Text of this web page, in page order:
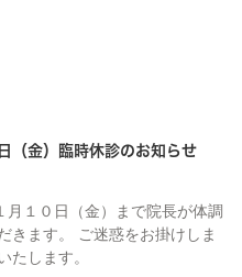
金）臨時休診のお知らせ
１０日（金）まで院長が体調
きます。 ご迷惑をお掛けしま
たします。